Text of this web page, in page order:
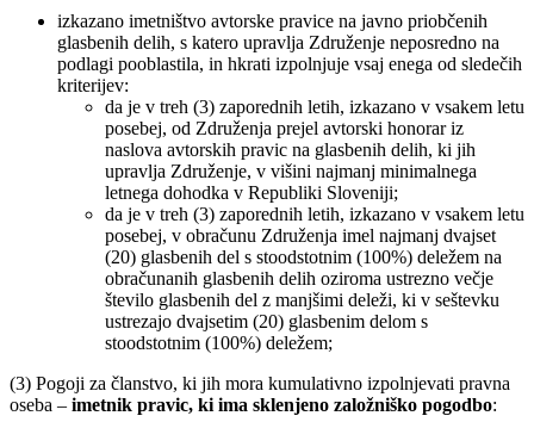
izkazano imetništvo avtorske pravice na javno priobčenih
glasbenih delih, s katero upravlja Združenje neposredno na
podlagi pooblastila, in hkrati izpolnjuje vsaj enega od sledečih
kriterijev:
da je v treh (3) zaporednih letih, izkazano v vsakem letu
posebej, od Združenja prejel avtorski honorar iz
naslova avtorskih pravic na glasbenih delih, ki jih
upravlja Združenje, v višini najmanj minimalnega
letnega dohodka v Republiki Sloveniji;
da je v treh (3) zaporednih letih, izkazano v vsakem letu
posebej, v obračunu Združenja imel najmanj dvajset
(20) glasbenih del s stoodstotnim (100%) deležem na
obračunanih glasbenih delih oziroma ustrezno večje
število glasbenih del z manjšimi deleži, ki v seštevku
ustrezajo dvajsetim (20) glasbenim delom s
stoodstotnim (100%) deležem;
(3) Pogoji za članstvo, ki jih mora kumulativno izpolnjevati pravna
oseba – imetnik pravic, ki ima sklenjeno založniško pogodbo: